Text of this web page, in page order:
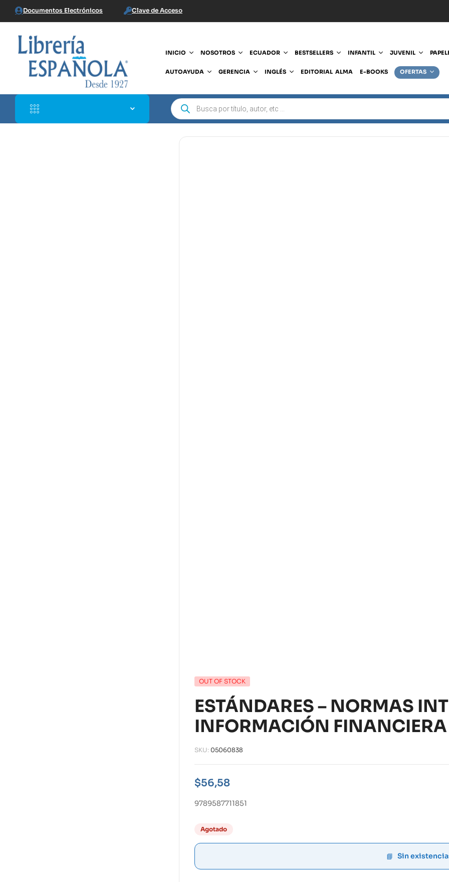
Documentos Electrónicos Clave de Acceso
INICIO NOSOTROS ECUADOR BESTSELLERS INFANTIL JUVENIL
AUTOAYUDA GERENCIA INGLÉS EDITORIAL ALMA E-BOOKS OFERTAS
OUT OF STOCK
ESTÁNDARES – NORMAS
INFORMACIÓN
SKU: 05060838
$56,58
9789587711851
Agotado
Sin